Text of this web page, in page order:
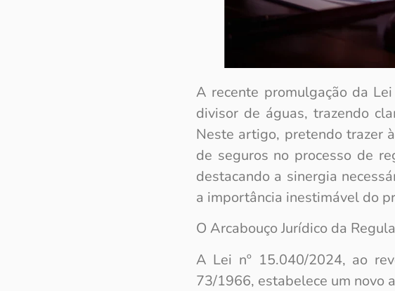
A recente promulgação da
divisor de águas, trazendo
Neste artigo, pretendo trazer
de seguros no processo de
destacando a sinergia
a importância inestimável do
O Arcabouço Jurídico da
A Lei nº 15.040/2024, ao
73/1966, estabelece um novo